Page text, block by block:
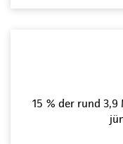
15 % der rund